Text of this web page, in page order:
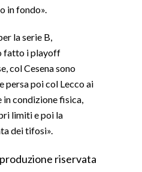
in fondo».
la serie B,
fatto i playoff
col Cesena sono
persa poi col Lecco ai
condizione fisica,
limiti e poi la
dei tifosi».
riservata